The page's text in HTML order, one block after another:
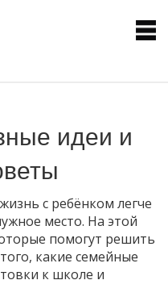
идеи и
с ребёнком легче
место. На этой
помогут решить
какие семейные
к школе и